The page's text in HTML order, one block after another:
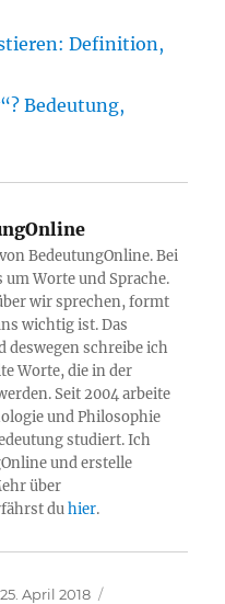
Definition,
Bedeutung,
BedeutungOnline. Bei
Worte und Sprache.
wir sprechen, formt
wichtig ist. Das
deswegen schreibe ich
Worte, die in der
Seit 2004 arbeite
und Philosophie
studiert. Ich
und erstelle
über
duhier.
Veröffentlicht
25. April 2018